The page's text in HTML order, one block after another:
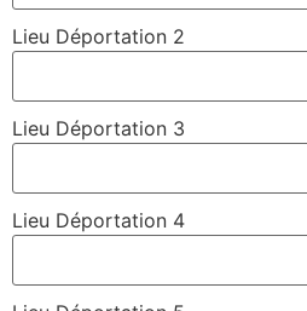
Lieu Déportation 2
Lieu Déportation 3
Lieu Déportation 4